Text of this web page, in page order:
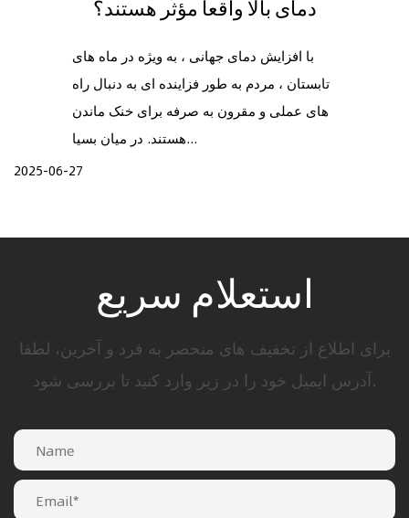
دمای بالا واقعاً مؤثر هستند؟
با افزایش دمای جهانی ، به ویژه در ماه های
تابستان ، مردم به طور فزاینده ای به دنبال راه
های عملی و مقرون به صرفه برای خنک ماندن
هستند. در میان بسیا...
2025-06-27
استعلام سریع
برای اطلاع از تخفیف های منحصر به فرد و آخرین، لطفا
آدرس ایمیل خود را در زیر وارد کنید تا بررسی شود.